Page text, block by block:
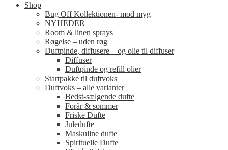
Shop
Bug Off Kollektionen- mod myg
NYHEDER
Room & linen sprays
Røgelse – uden røg
Duftpinde, diffusere – og olie til diffuser
Diffuser
Duftpinde og refill olier
Startpakke til duftvoks
Duftvoks – alle varianter
Bedst-sælgende dufte
Forår & sommer
Friske Dufte
Juledufte
Maskuline dufte
Spirituelle Dufte